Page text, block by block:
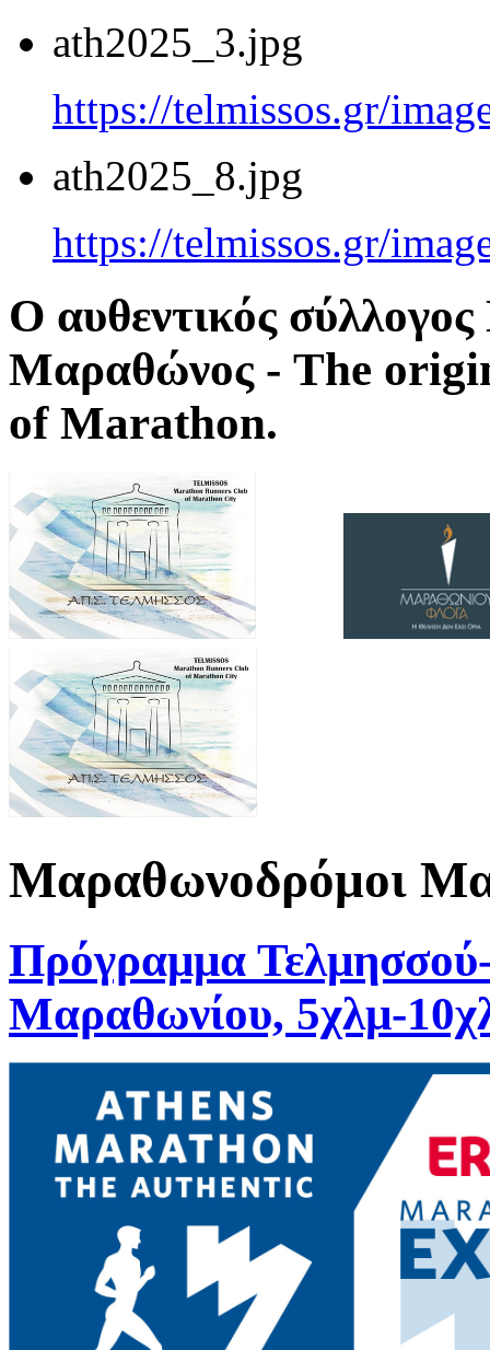
ath2025_3.jpg
https://telmissos.gr/
ath2025_8.jpg
https://telmissos.gr/
Ο αυθεντικός
Μαραθώνος - The
of Marathon.
Μαραθωνοδρόμοι
Πρόγραμμα
Μαραθωνίου, 5χλμ-